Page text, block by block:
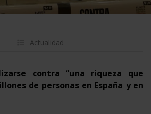
Actualidad
contra “una riqueza que
de personas en España y en